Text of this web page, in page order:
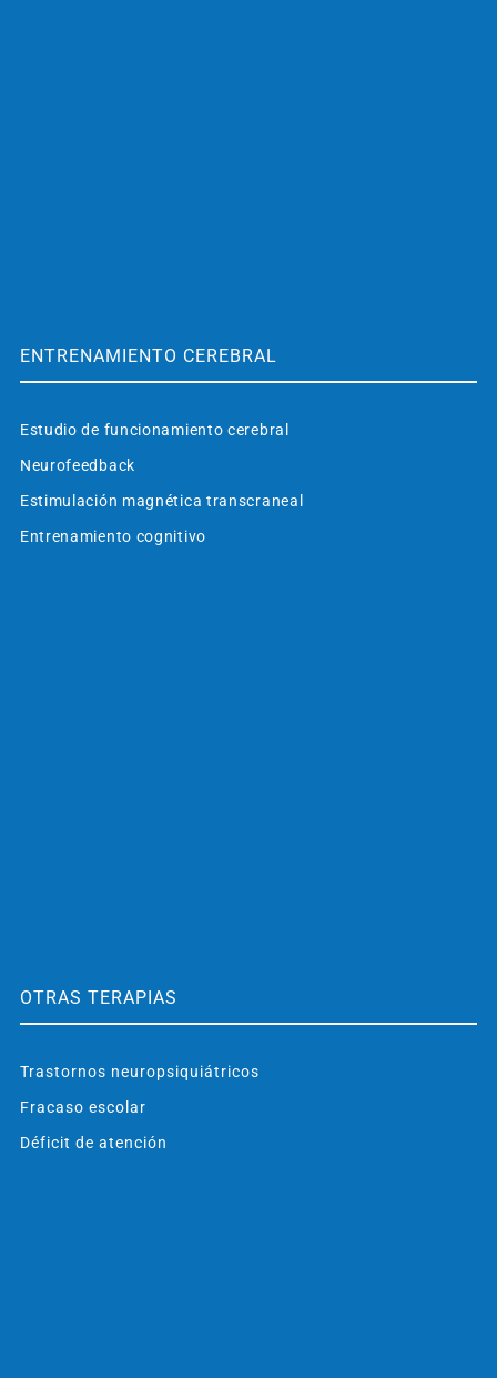
ENTRENAMIENTO CEREBRAL
Estudio de funcionamiento cerebral
Neurofeedback
Estimulación magnética transcraneal
Entrenamiento cognitivo
OTRAS TERAPIAS
Trastornos neuropsiquiátricos
Fracaso escolar
Déficit de atención